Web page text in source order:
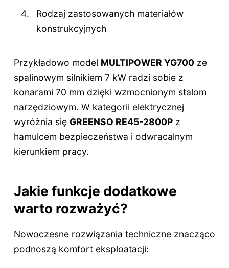
Rodzaj zastosowanych materiałów
konstrukcyjnych
Przykładowo model MULTIPOWER YG700ze
spalinowym silnikiem 7 kW radzi sobie z
konarami 70 mm dzięki wzmocnionym stalom
narzędziowym. W kategorii elektrycznej
wyróżnia się GREENSO RE45-2800Pz
hamulcem bezpieczeństwa i odwracalnym
kierunkiem pracy.
Jakie funkcje dodatkowe
warto rozważyć?
Nowoczesne rozwiązania techniczne znacząco
podnoszą komfort eksploatacji: